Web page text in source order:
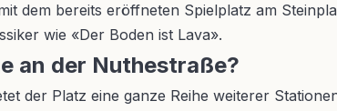
dem bereits eröffneten Spielplatz am
wie «Der Boden ist Lava».
an der Nuthestraße?
der Platz eine ganze Reihe weiterer